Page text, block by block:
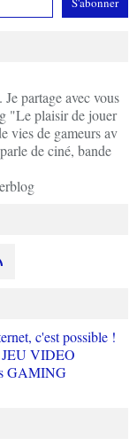
partage avec vous
"Le plaisir de jouer
vies de gameurs av
de ciné, bande
c'est possible !
VIDEO
GAMING